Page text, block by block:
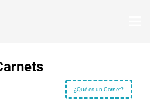
¿Qué es un Carnet?